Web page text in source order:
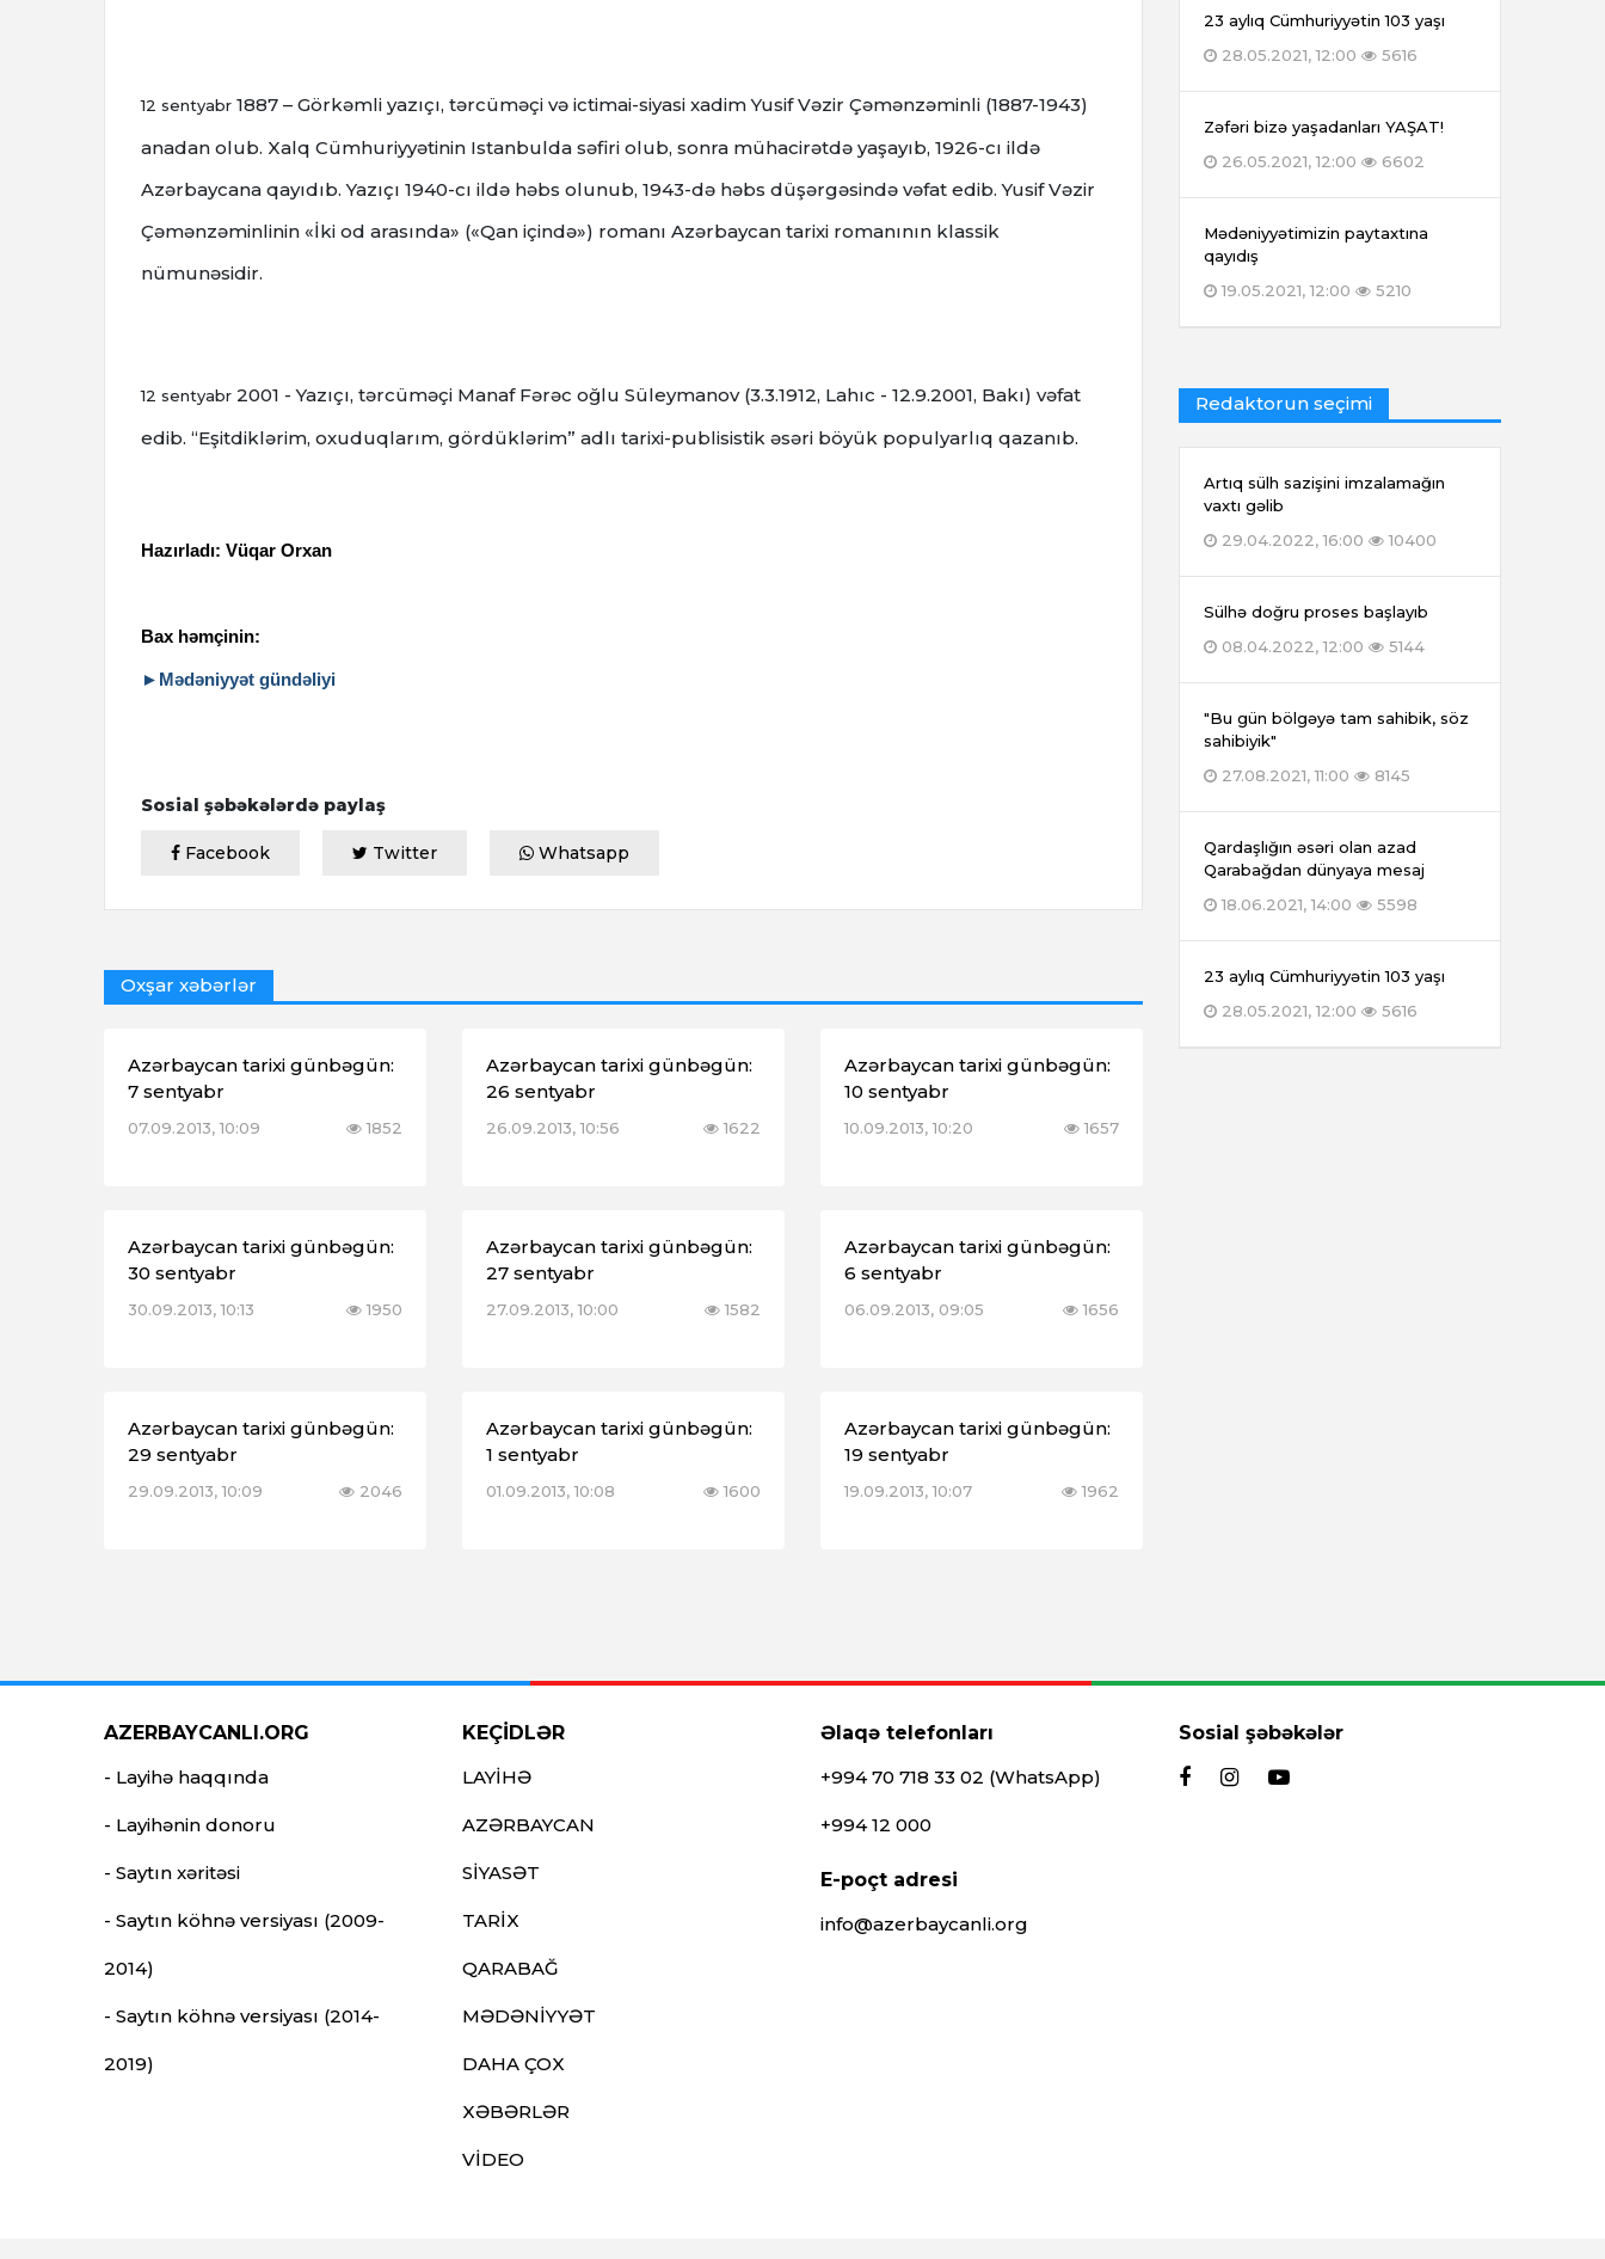
12 sentyabr 1887 – Görkəmli yazıçı, tərcüməçi və ictimai-siyasi xadim Yusif Vəzir Çəmənzəminli (1887-1943)
anadan olub. Xalq Cümhuriyyətinin Istanbulda səfiri olub, sonra mühacirətdə yaşayıb, 1926-cı ildə
Azərbaycana qayıdıb.Yazıçı 1940-cı ildə həbs olunub, 1943-də həbs düşərgəsində vəfat edib.Yusif Vəzir
Çəmənzəminlinin «İki od arasında» («Qan içində») romanı Azərbaycan tarixi romanının klassik
nümunəsidir.
12 sentyabr 2001 - Yazıçı, tərcüməçi Manaf Fərəc oğlu Süleymanov (3.3.1912, Lahıc - 12.9.2001, Bakı) vəfat
edib. “Eşitdiklərim, oxuduqlarım, gördüklərim” adlı tarixi-publisistik əsəri böyük populyarlıq qazanıb.
Hazırladı: Vüqar Orxan
Bax həmçinin:
►Mədəniyyət gündəliyi
Sosial şəbəkələrdə paylaş
Facebook Twitter Whatsapp
Oxşar xəbərlər
Azərbaycan tarixi günbəgün:
7 sentyabr
07.09.2013, 10:09 1852
Azərbaycan tarixi günbəgün:
26 sentyabr
26.09.2013, 10:56 1622
Azərbaycan tarixi günbəgün:
10 sentyabr
10.09.2013, 10:20 1657
Azərbaycan tarixi günbəgün:
30 sentyabr
30.09.2013, 10:13 1950
Azərbaycan tarixi günbəgün:
27 sentyabr
27.09.2013, 10:00 1582
Azərbaycan tarixi günbəgün:
6 sentyabr
06.09.2013, 09:05 1656
Azərbaycan tarixi günbəgün:
29 sentyabr
29.09.2013, 10:09 2046
Azərbaycan tarixi günbəgün:
1 sentyabr
01.09.2013, 10:08 1600
Azərbaycan tarixi günbəgün:
19 sentyabr
19.09.2013, 10:07 1962
23 aylıq Cümhuriyyətin 103 yaşı
28.05.2021, 12:00
5616
Zəfəri bizə yaşadanları YAŞAT!
26.05.2021, 12:00
6602
Mədəniyyətimizin paytaxtına
qayıdış
19.05.2021, 12:00
5210
Redaktorun seçimi
Artıq sülh sazişini imzalamağın
vaxtı gəlib
29.04.2022, 16:00
10400
Sülhə doğru proses başlayıb
08.04.2022, 12:00
5144
"Bu gün bölgəyə tam sahibik, söz
sahibiyik"
27.08.2021, 11:00
8145
Qardaşlığın əsəri olan azad
Qarabağdan dünyaya mesaj
18.06.2021, 14:00
5598
23 aylıq Cümhuriyyətin 103 yaşı
28.05.2021, 12:00
5616
AZERBAYCANLI.ORG
- Layihə haqqında
- Layihənin donoru
- Saytın xəritəsi
- Saytın köhnə versiyası (2009-
2014)
- Saytın köhnə versiyası (2014-
2019)
KEÇİDLƏR
LAYİHƏ
AZƏRBAYCAN
SİYASƏT
TARİX
QARABAĞ
MƏDƏNİYYƏT
DAHA ÇOX
XƏBƏRLƏR
VİDEO
Əlaqə telefonları
+994 70 718 33 02 (WhatsApp)
+994 12 000
E-poçt adresi
info@azerbaycanli.org
Sosial şəbəkələr